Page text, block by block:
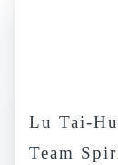
Lu Tai-
Team